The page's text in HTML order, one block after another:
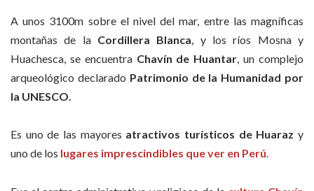
A unos 3100m sobre el nivel del mar, entre las magníficas
montañas de laCordillera Blanca, y los ríos Mosna y
Huachesca, se encuentra Chavín de Huantar, un complejo
arqueológico declarado Patrimonio de la Humanidad por
la UNESCO.
Es uno de las mayores atractivos turísticos de Huarazy
uno de los lugares imprescindibles que ver en Perú.